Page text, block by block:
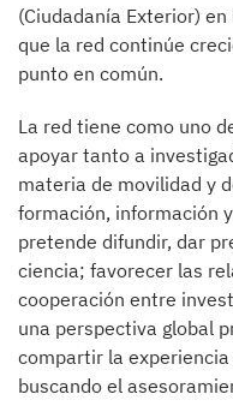
(Ciudadanía Exterior)
que la red continúe
punto en común.
La red tiene como uno
apoyar tanto a
materia de movilidad y
formación, información
pretende difundir, dar
ciencia; favorecer las
cooperación entre
una perspectiva global
compartir la
buscando el